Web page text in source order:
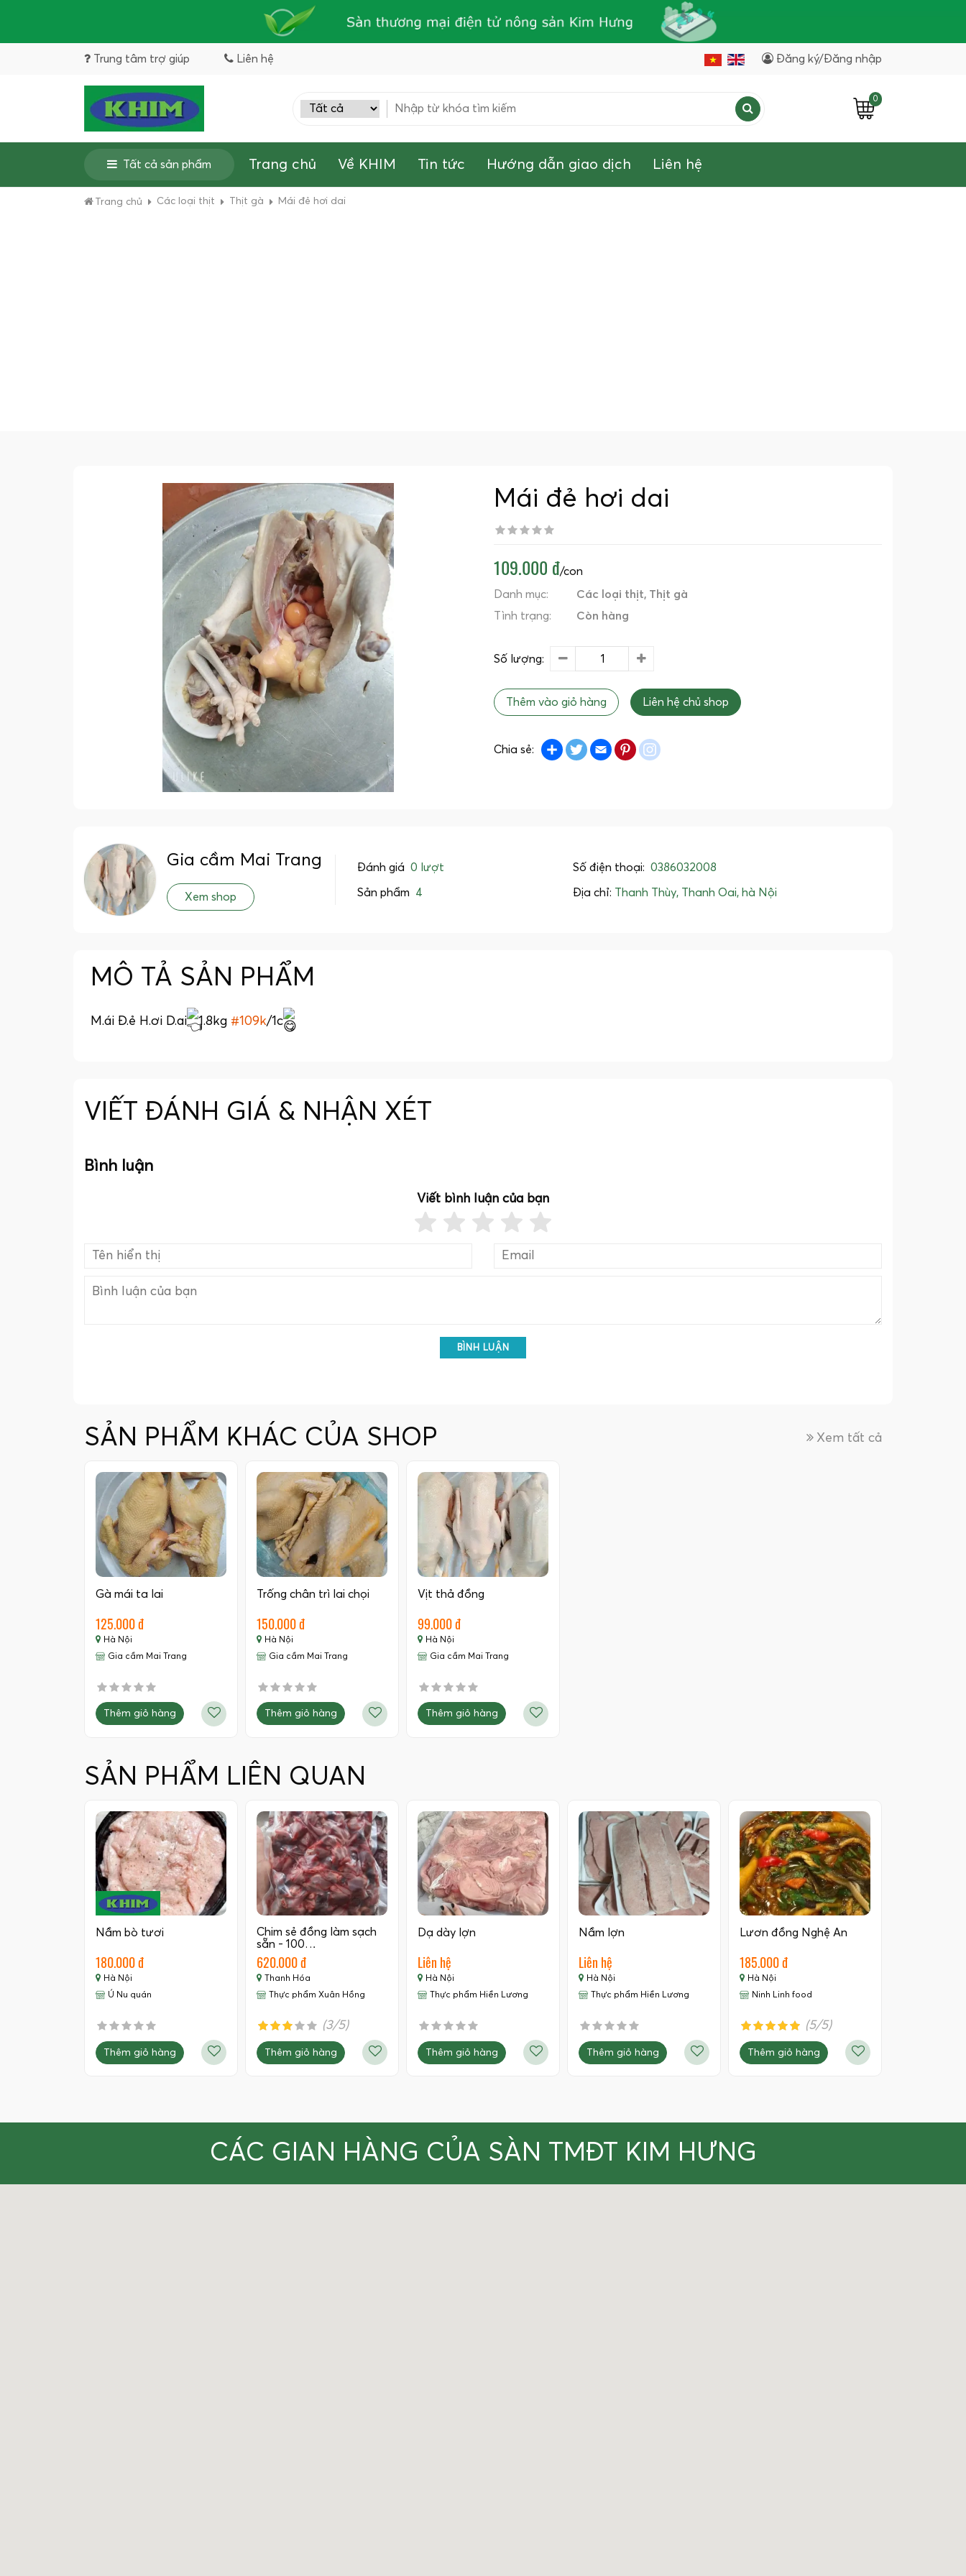
Trung tâm trợ giúp Liên hệ Đăng ký/Đăng nhập
0
Tất cả sản phẩm Trang chủ Về KHIM Tin tức Hướng dẫn giao dịch Liên hệ
Trang chủ Các loại thịt Thịt gà Mái đẻ hơi dai
Mái đẻ hơi dai
109.000 đ/con
Danh mục:
Các loại thịt Thịt gà
Tình trạng:
Còn hàng
Số lượng:
Thêm vào giỏ hàng Liên hệ chủ shop
Chia sẻ: ShareTwitterEmailPinterest
Gia cầm Mai Trang
Xem shop
Đánh giá 0 lượt Số điện thoại: 0386032008
Sản phẩm 4 Địa chỉ: Thanh Thùy, Thanh Oai, hà Nội
MÔ TẢ SẢN PHẨM
M.ái Đ.ẻ H.ơi D.ai 1.8kg #109k/1c
VIẾT ĐÁNH GIÁ & NHẬN XÉT
Bình luận
Viết bình luận của bạn
BÌNH LUẬN
SẢN PHẨM KHÁC CỦA SHOP Xem tất cả
Gà mái ta lai
125.000 đ
Hà Nội
Gia cầm Mai Trang
Thêm giỏ hàng
Trống chân trì lai chọi
150.000 đ
Hà Nội
Gia cầm Mai Trang
Thêm giỏ hàng
Vịt thả đồng
99.000 đ
Hà Nội
Gia cầm Mai Trang
Thêm giỏ hàng
SẢN PHẨM LIÊN QUAN
Nầm bò tươi
180.000 đ
Hà Nội
Ú Nu quán
Thêm giỏ hàng
Chim sẻ đồng làm sạch
sẵn - 100…
620.000 đ
Thanh Hóa
Thực phẩm Xuân Hồng
(3/5)
Thêm giỏ hàng
Dạ dày lợn
Liên hệ
Hà Nội
Thực phẩm Hiền Lương
Thêm giỏ hàng
Nầm lợn
Liên hệ
Hà Nội
Thực phẩm Hiền Lương
Thêm giỏ hàng
Lươn đồng Nghệ An
185.000 đ
Hà Nội
Ninh Linh food
(5/5)
Thêm giỏ hàng
CÁC GIAN HÀNG CỦA SÀN TMĐT KIM HƯNG